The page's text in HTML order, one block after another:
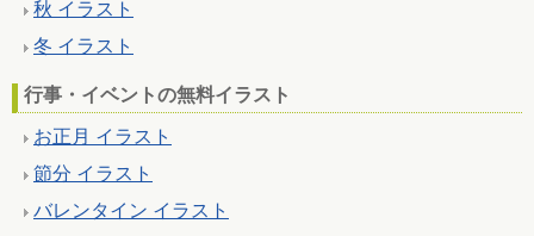
秋 イラスト
冬 イラスト
行事・イベントの無料イラスト
お正月 イラスト
節分 イラスト
バレンタイン イラスト